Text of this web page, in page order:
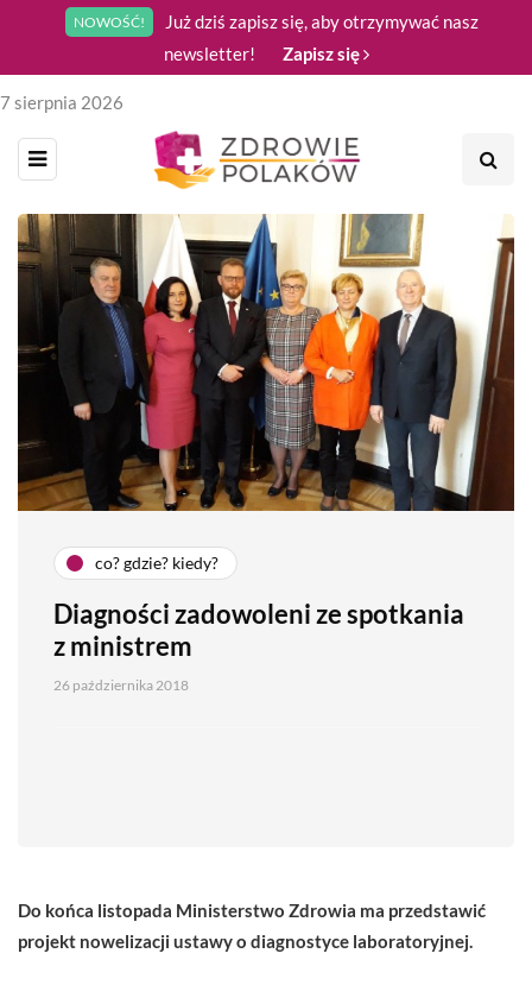
NOWOŚĆ!
Już dziś zapisz się, aby otrzymywać nasz
newsletter!
Zapisz się
7 sierpnia 2026
co? gdzie? kiedy?
Diagności zadowoleni ze spotkania
z ministrem
26 października 2018
Do końca listopada Ministerstwo Zdrowia ma przedstawić
projekt nowelizacji ustawy o diagnostyce laboratoryjnej.